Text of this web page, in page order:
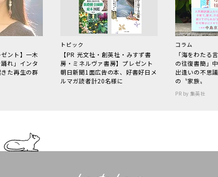
ント】一木
れ」インタ
た再生の群
トピック
【PR 光文社・創英社・みすず書
房・ミネルヴァ書房】プレゼント
朝日新聞1面広告の本、好書好日メ
ルマガ読者計20名様に
コラム
「海をわた
の往復書簡」
出逢いの不思
の〝家族〟
PR by 集英社